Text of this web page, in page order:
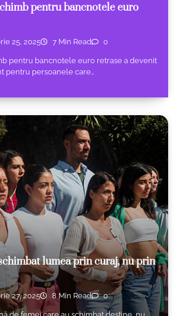
pentru bancnotele euro
25, 2025 7 Min Read 0
pentru bancnotele euro retrase a devenit
pentru persoanele care…
lumea prin curaj, nu prin
27, 2025 8 Min Read 0